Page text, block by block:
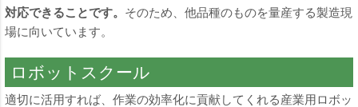
対応できることです。 そのため、他品種のものを量産する製造現
場に向いています。
ロボットスクール
適切に活用すれば、作業の効率化に貢献してくれる産業用ロボッ